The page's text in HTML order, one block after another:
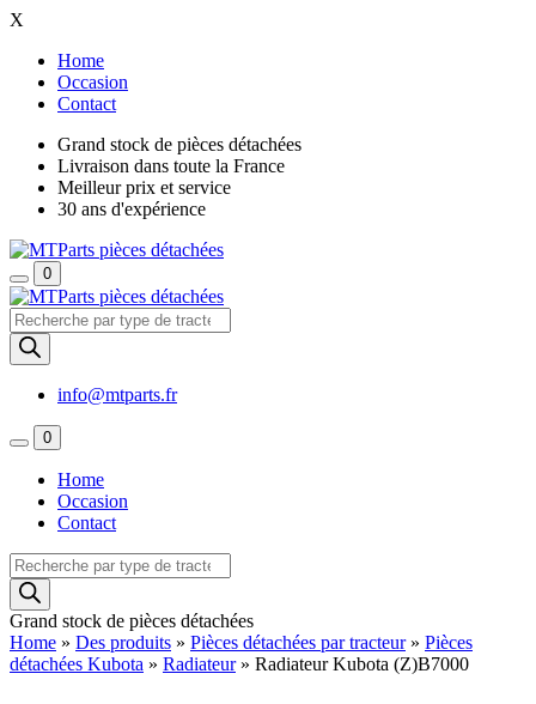
X
Home
Occasion
Contact
Grand stock de pièces détachées
Livraison dans toute la France
Meilleur prix et service
30 ans d'expérience
0
Recherche
de
produits
info@mtparts.fr
0
Home
Occasion
Contact
Recherche
de
produits
Grand stock de pièces détachées
Home » Des produits » Pièces détachées par tracteur» Pièces
détachées Kubota » Radiateur» Radiateur Kubota (Z)B7000